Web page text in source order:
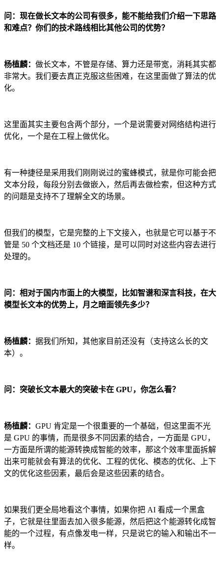
问：现在做长文本的公司有很多，能不能给我们介绍一下思路
和难点？你们的技术路线相比其他公司的优势？
杨植麟： 做长文本，不管是存储、算力还是带宽，消耗其实都
非常大。我们要去真正克服这些困难，在这里面做了算法的优
化。
这里面其实主要包含两个部分，一个是说需要对网络结构进行
优化，一个是在工程上做优化。
有一种捷径是采用我们刚刚说过的蜜蜂模式，就是你可能会把
文本分段，每段分别去做嵌入，然后再去做检索，但这种方式
的问题是支持不了理解全文的场景。
但我们的模型，它是完整的上下文接入，也就是它可以基于不
管是 50 个文档还是 10 个链接，是可以同时对这些内容去进行
处理的。
问：相对于国内市面上的大模型，比如智谱和深言科技，在大
模型长文本的优势上，月之暗面领先多少？
杨植麟： 据我们所知，其他家目前还没有（支持这么长的文
本）。
问：突破长文本最大的突破卡在 GPU，你怎么看？
杨植麟： GPU 肯定是一个很重要的一个基础，但这里面不光
是 GPU 的事情，而是很多不同因素的结合，一方面是 GPU，
一方面是所谓的能源转换成智能的效率，那这个效率里面拆解
出来可能就会有算法的优化、工程的优化、模态的优化、上下
文的优化这些因素，最后会是这些因素的结合。
如果我们更全局地看这个事情，如果你把 AI 看成一个黑盒
子，它就是往里面去加入很多能源，然后把这个能源转化成智
能的一个过程，有点像发电一样，只是说它的输入和输出不一
样。